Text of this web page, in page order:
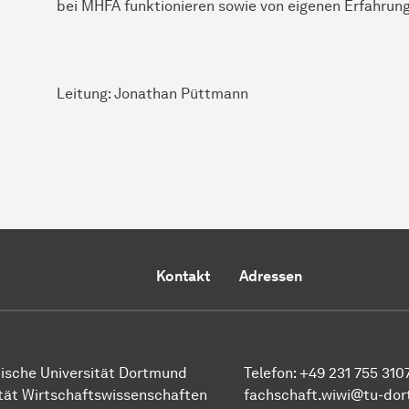
bei MHFA funktionieren sowie von eigenen
Leitung: Jonathan Püttmann
Kontakt Adressen
Uni­ver­si­tät Dort­mund
Wirtschafts­wissen­schaften
Telefon: +49 231 755
fachschaft.wiwi@tu-